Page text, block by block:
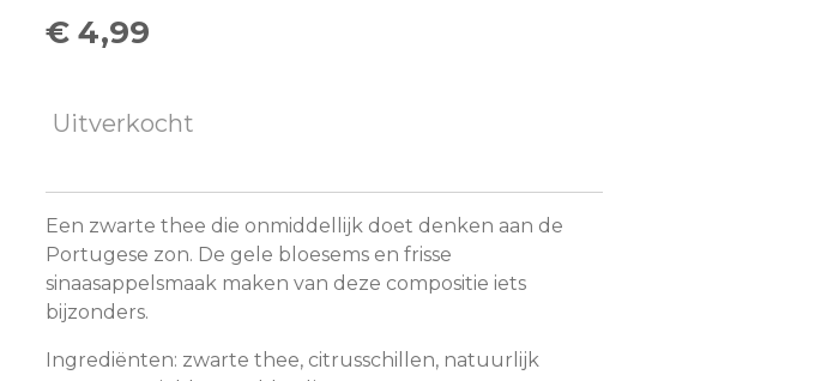
€ 4,99
Uitverkocht
Een zwarte thee die onmiddellijk doet denken aan de
Portugese zon. De gele bloesems en frisse
sinaasappelsmaak maken van deze compositie iets
bijzonders.
Ingrediënten: zwarte thee, citrusschillen, natuurlijk